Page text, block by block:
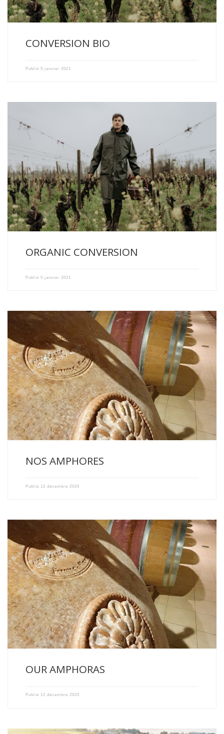
CONVERSION BIO
Publié 5 janvier 2021
Year 2020 : First year of conversion towards organic farming […]
ORGANIC CONVERSION
Publié 5 janvier 2021
DE NOUVEAUX CONTENANTS ONT FAIT LEUR APPARITION DANS NOS
CHAIS […]
NOS AMPHORES
Publié 12 décembre 2020
NEW WINEMAKING TOOLS IN OUR CELLARS OF CHATEAU RECOUGNE
AND […]
OUR AMPHORAS
Publié 12 décembre 2020